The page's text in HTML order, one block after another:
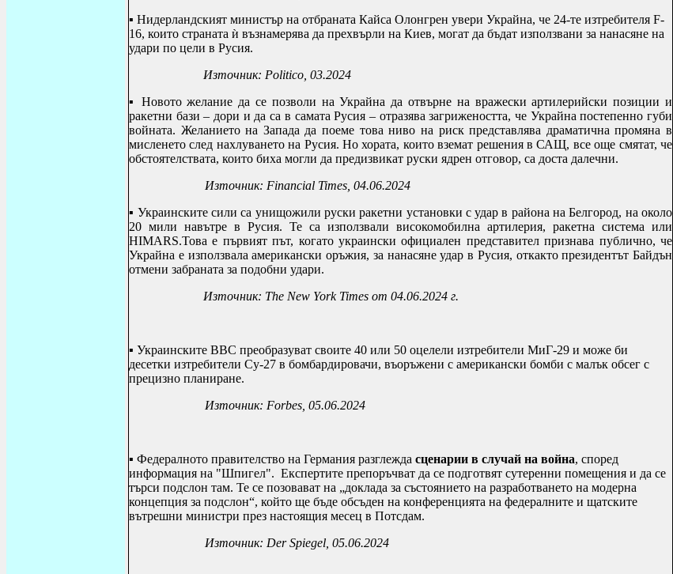
▪ Нидерландският министър на отбраната Кайса Олонгрен увери Украйна, че 24-те изтребителя F-
16, които страната ѝ възнамерява да прехвърли на Киев, могат да бъдат използвани за нанасяне на
удари по цели в Русия.
Източник: Politico , 03.2024
▪ Новото желание да се позволи на Украйна да отвърне на вражески артилерийски позиции и
ракетни бази – дори и да са в самата Русия – отразява загрижеността, че Украйна постепенно губи
войната. Желанието на Запада да поеме това ниво на риск представлява драматична промяна в
мисленето след нахлуването на Русия. Но хората, които вземат решения в САЩ, все още смятат, че
обстоятелствата, които биха могли да предизвикат руски ядрен отговор, са доста далечни.
Източник: Financial Times , 04.06.2024
▪ Украинските сили са унищожили руски ракетни установки с удар в района на Белгород, на около
20 мили навътре в Русия. Те са използвали високомобилна артилерия, ракетна система или
HIMARS.Това е първият път, когато украински официален представител признава публично, че
Украйна е използвала американски оръжия, за нанасяне удар в Русия, откакто президентът Байдън
отмени забраната за подобни удари.
Източник: The New York Times от 04.06.2024 г.
▪ Украинските ВВС преобразуват своите 40 или 50 оцелели изтребители МиГ-29 и може би
десетки изтребители Су-27 в бомбардировачи, въоръжени с американски бомби с малък обсег с
прецизно планиране.
Източник: Forbes , 05.06.2024
▪ Федералното правителство на Германия разглежда сценарии в случай на война, според
информация на "Шпигел". Експертите препоръчват да се подготвят сутеренни помещения и да се
търси подслон там. Те се позовават на „доклада за състоянието на разработването на модерна
концепция за подслон“, който ще бъде обсъден на конференцията на федералните и щатските
вътрешни министри през настоящия месец в Потсдам.
Източник: Der Spiegel , 05.06.2024